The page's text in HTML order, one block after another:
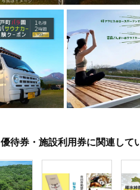
待券・施設利用券に関連して